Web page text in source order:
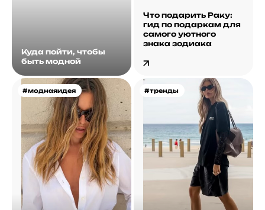
Куда пойти, чтобы
быть модной
Что подарить Раку:
гид по подаркам для
самого уютного
знака зодиака
#моднаяидея #тренды